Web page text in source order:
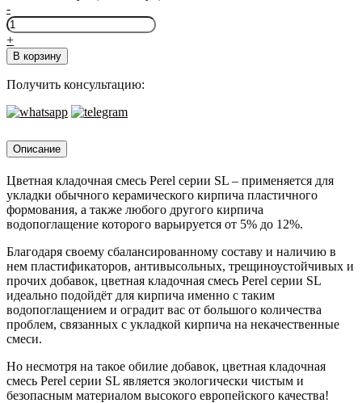
-
Количество
товара
Perel
SL,
50кг
+
В корзину
Получить консультацию:
Описание
Цветная кладочная смесь Perel серии SL – применяется для
укладки обычного керамического кирпича пластичного
формования, а также любого другого кирпича
водопоглащение которого варьируется от 5% до 12%.
Благодаря своему сбалансированному составу и наличию в
нем пластификаторов, антивысольных, трещиноустойчивых и
прочих добавок, цветная кладочная смесь Perel серии SL
идеально подойдёт для кирпича именно с таким
водопоглащением и оградит вас от большого количества
проблем, связанных с укладкой кирпича на некачественные
смеси.
Но несмотря на такое обилие добавок, цветная кладочная
смесь Perel серии SL является экологически чистым и
безопасным материалом высокого европейского качества!